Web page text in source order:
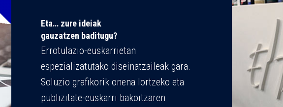
Eta… zure ideiak
gauzatzen baditugu?
Errotulazio-euskarrietan
espezializatutako diseinatzaileak gara.
Soluzio grafikorik onena lortzeko eta
publizitate-euskarri bakoitzaren